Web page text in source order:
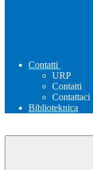
Contatti
URP
Contatti
Contattaci
Biblioteknica